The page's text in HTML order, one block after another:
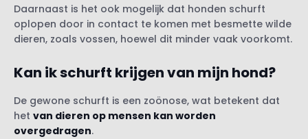
Daarnaast is het ook mogelijk dat honden schurft
oplopen door in contact te komen met besmette wilde
dieren, zoals vossen, hoewel dit minder vaak voorkomt.
Kan ik schurft krijgen van mijn hond?
De gewone schurft is een zoönose, wat betekent dat
het van dieren op mensen kan worden
overgedragen.